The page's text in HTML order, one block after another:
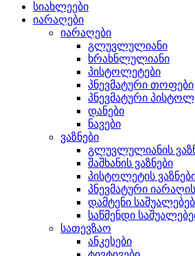
სიახლეები
იარაღები
იარაღები
გლუვლულიანი
ხრახნლულიანი
პისტოლეტები
პნევმატური თოფები
პნევმატური
დანები
ნავები
ვაზნები
გლუვლულიანის
შაშხანის ვაზნები
პისტოლეტის
პნევმატური
დამტენი
საწმენდი
სათევზაო
ანკესები